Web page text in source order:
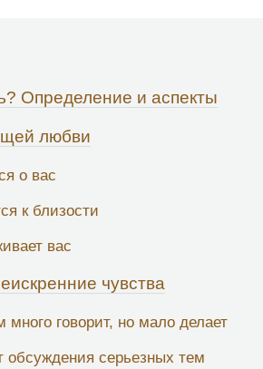
Определение и аспекты
любви
о вас
к близости
вас
чувства
говорит, но мало делает
обсуждения серьезных тем